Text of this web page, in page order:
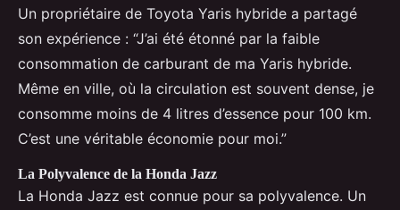
Un propriétaire de Toyota Yaris hybride a partagé
son expérience : “J’ai été étonné par la faible
consommation de carburant de ma Yaris hybride.
Même en ville, où la circulation est souvent dense, je
consomme moins de 4 litres d’essence pour 100 km.
C’est une véritable économie pour moi.”
La Polyvalence de la Honda Jazz
La Honda Jazz est connue pour sa polyvalence. Un